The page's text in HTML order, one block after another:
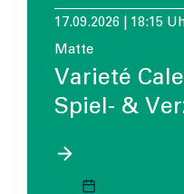
17.09.2026 | 18:15
Matte
Varieté
Spiel- &